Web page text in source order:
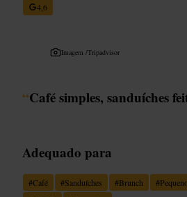
4,6
Imagem /Tripadvisor
“Café simples, sanduíches
Adequado para
#Café #Sanduíches #Brunch #